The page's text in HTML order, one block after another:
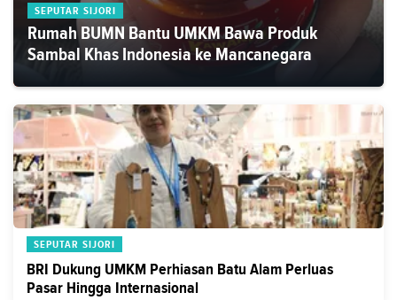
SEPUTAR SIJORI
Rumah BUMN Bantu UMKM Bawa Produk
Sambal Khas Indonesia ke Mancanegara
SEPUTAR SIJORI
BRI Dukung UMKM Perhiasan Batu Alam Perluas
Pasar Hingga Internasional